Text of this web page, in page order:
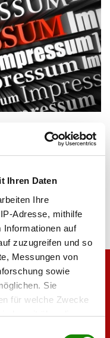
Ihren Daten
Ihre
Adresse, mithilfe
Informationen auf
zuzugreifen und so
Messungen von
sowie
Sie
für welche Zwecke
über die
und
Weekend